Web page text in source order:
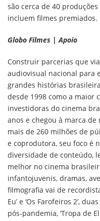
são cerca de 40
incluem filmes premiados.
Globo Filmes | Apoio
Construir parcerias que
audiovisual nacional para
grandes histórias
desde 1998 como a maior
investidoras do cinema
anos e chegou à marca
mais de 260 milhões de
e coprodutora, seu foco é
diversidade de conteúdo,
melhor no cinema
infantojuvenis, dramas,
filmografia vai de
Eu’ e ‘Os Farofeiros 2’,
pós-pandemia, ‘Tropa de